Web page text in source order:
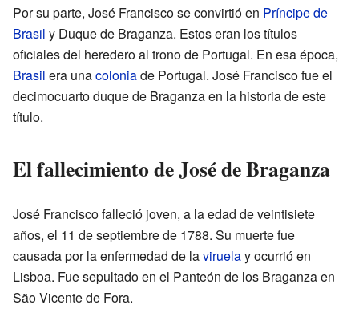
Por su parte, José Francisco se convirtió en Príncipe de
Brasil y Duque de Braganza. Estos eran los títulos
oficiales del heredero al trono de Portugal. En esa época,
Brasil era unacoloniade Portugal. José Francisco fue el
decimocuarto duque de Braganza en la historia de este
título.
El fallecimiento de José de Braganza
José Francisco falleció joven, a la edad de veintisiete
años, el 11 de septiembre de 1788. Su muerte fue
causada por la enfermedad de laviruelay ocurrió en
Lisboa. Fue sepultado en el Panteón de los Braganza en
São Vicente de Fora.